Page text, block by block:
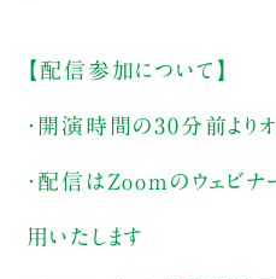
【配信参加について】
・開演時間の30分前より
・配信はZoomのウェビナ
用いたします